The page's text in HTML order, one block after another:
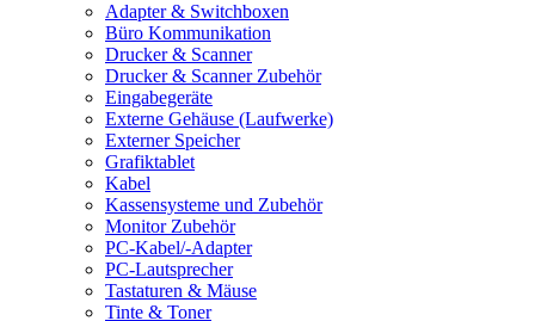
Adapter & Switchboxen
Büro Kommunikation
Drucker & Scanner
Drucker & Scanner Zubehör
Eingabegeräte
Externe Gehäuse (Laufwerke)
Externer Speicher
Grafiktablet
Kabel
Kassensysteme und Zubehör
Monitor Zubehör
PC-Kabel/-Adapter
PC-Lautsprecher
Tastaturen & Mäuse
Tinte & Toner